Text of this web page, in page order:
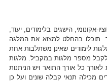
אקונומי, הישגים בלימודים, יעוד,
תוכלו בהחלט למצוא את המלגה
לימודים שאינן משתלבות אחת
לקבל מספר מלגות במקביל. מלגות
כל אורך התואר ויש הניתנות
מכילה תנאי קבלה שונים ועל כן